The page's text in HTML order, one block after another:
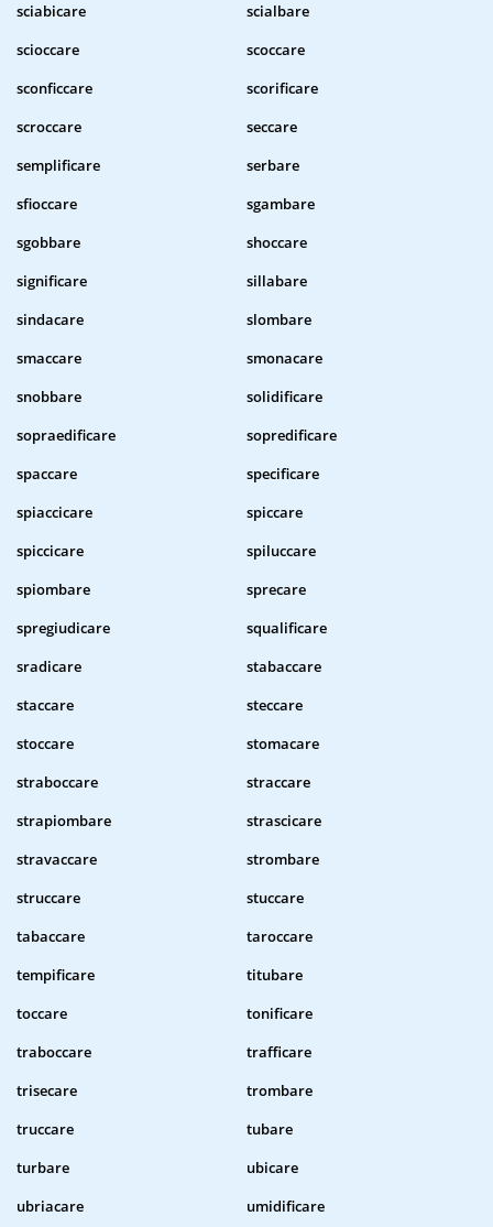
sciabicare
scialbare
scioccare
scoccare
sconficcare
scorificare
scroccare
seccare
semplificare
serbare
sfioccare
sgambare
sgobbare
shoccare
significare
sillabare
sindacare
slombare
smaccare
smonacare
snobbare
solidificare
sopraedificare
sopredificare
spaccare
specificare
spiaccicare
spiccare
spiccicare
spiluccare
spiombare
sprecare
spregiudicare
squalificare
sradicare
stabaccare
staccare
steccare
stoccare
stomacare
straboccare
straccare
strapiombare
strascicare
stravaccare
strombare
struccare
stuccare
tabaccare
taroccare
tempificare
titubare
toccare
tonificare
traboccare
trafficare
trisecare
trombare
truccare
tubare
turbare
ubicare
ubriacare
umidificare